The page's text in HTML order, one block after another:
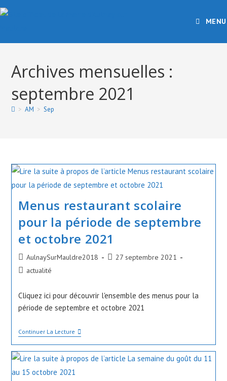
Skip
to
MENU
Archives mensuelles :
septembre 2021
> AM > Sep
Menus restaurant scolaire
pour la période de septembre
et octobre 2021
Auteur/autrice
de
AulnaySurMauldre2018
Publication
27 septembre 2021
Postactualité
Cliquez ici pour découvrir l'ensemble des menus pour la
période de septembre et octobre 2021
Continuer La LectureMenus
Restaurant
Scolaire
Pour
La
Période